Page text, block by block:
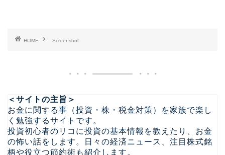
HOME Screenshot
＜サイトの主旨＞
お金に関する事（投資・株・税金対策）を家族で楽し
く勉強するサイトです。
投資初心者のリコに投資の基本情報を教えたり、お金
の怖い話をします。日々の経済ニュース、注目株式銘
柄や役立つ節約術も紹介します。